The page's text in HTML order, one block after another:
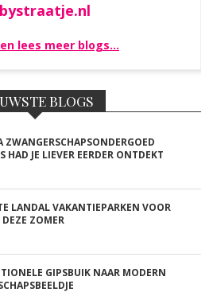
lees meer blogs…
BLOGS
ZWANGERSCHAPSONDERGOED
HAD JE LIEVER EERDER ONTDEKT
LANDAL VAKANTIEPARKEN VOOR
ZOMER
GIPSBUIK NAAR MODERN